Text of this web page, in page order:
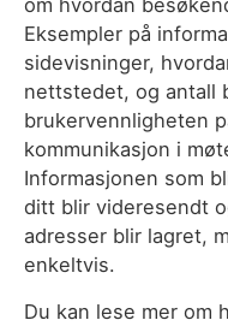
om hvordan
Eksempler på
sidevisninger,
nettstedet, og antall
brukervennligheten
kommunikasjon i
Informasjonen som
ditt blir videresendt
adresser blir lagret,
enkeltvis.
Du kan lese mer om